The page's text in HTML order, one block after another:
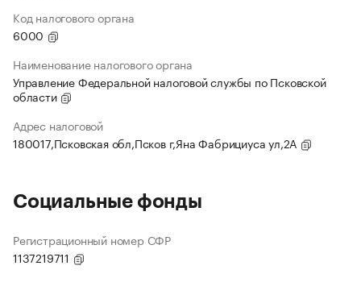
Код налогового органа
6000
Наименование налогового органа
Управление Федеральной налоговой службы по Псковской
области
Адрес налоговой
180017,Псковская обл,Псков г,Яна Фабрициуса ул,2А
Социальные фонды
Регистрационный номер СФР
1137219711